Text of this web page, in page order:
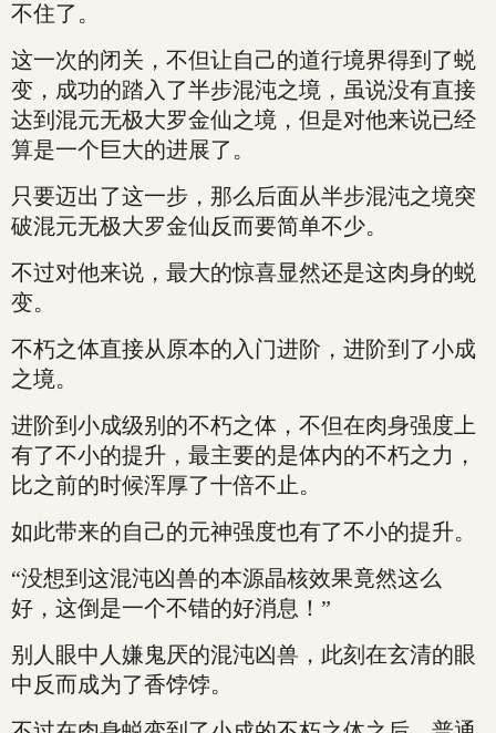
不住了。
这一次的闭关，不但让自己的道行境界得到了蜕
变，成功的踏入了半步混沌之境，虽说没有直接
达到混元无极大罗金仙之境，但是对他来说已经
算是一个巨大的进展了。
只要迈出了这一步，那么后面从半步混沌之境突
破混元无极大罗金仙反而要简单不少。
不过对他来说，最大的惊喜显然还是这肉身的蜕
变。
不朽之体直接从原本的入门进阶，进阶到了小成
之境。
进阶到小成级别的不朽之体，不但在肉身强度上
有了不小的提升，最主要的是体内的不朽之力，
比之前的时候浑厚了十倍不止。
如此带来的自己的元神强度也有了不小的提升。
“没想到这混沌凶兽的本源晶核效果竟然这么
好，这倒是一个不错的好消息！”
别人眼中人嫌鬼厌的混沌凶兽，此刻在玄清的眼
中反而成为了香饽饽。